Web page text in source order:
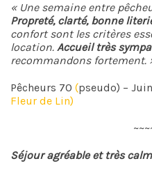
« Une semaine entre
Propreté, clarté, bonne
confort sont les critères
location. Accueil très sympa
recommandons fortement.
Pêcheurs 70 (pseudo) –
Fleur de Lin)
Séjour agréable et très